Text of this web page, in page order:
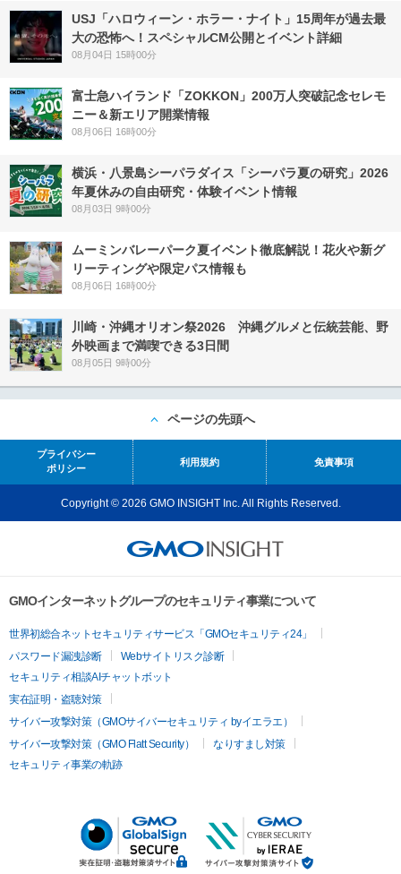
USJ「ハロウィーン・ホラー・ナイト」15周年が過去最
大の恐怖へ！スペシャルCM公開とイベント詳細
08月04日 15時00分
富士急ハイランド「ZOKKON」200万人突破記念セレモ
ニー＆新エリア開業情報
08月06日 16時00分
横浜・八景島シーパラダイス「シーパラ夏の研究」2026
年夏休みの自由研究・体験イベント情報
08月03日 9時00分
ムーミンバレーパーク夏イベント徹底解説！花火や新グ
リーティングや限定パス情報も
08月06日 16時00分
川崎・沖縄オリオン祭2026 沖縄グルメと伝統芸能、野
外映画まで満喫できる3日間
08月05日 9時00分
ページの先頭へ
プライバシー
ポリシー
利用規約 免責事項
Copyright © 2026 GMO INSIGHT Inc. All Rights Reserved.
GMOインターネットグループのセキュリティ事業について
世界初総合ネットセキュリティサービス「GMOセキュリティ24」
パスワード漏洩診断
Webサイトリスク診断
セキュリティ相談AIチャットボット
実在証明・盗聴対策
サイバー攻撃対策（GMOサイバーセキュリティ byイエラエ）
サイバー攻撃対策（GMO Flatt Security）
なりすまし対策
セキュリティ事業の軌跡